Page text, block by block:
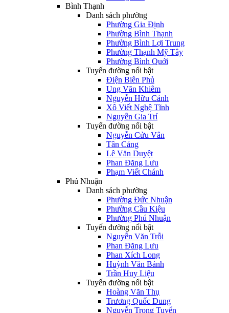
Bình Thạnh
Danh sách phường
Phường Gia Định
Phường Bình Thạnh
Phường Bình Lợi Trung
Phường Thạnh Mỹ Tây
Phường Bình Quới
Tuyến đường nổi bật
Điện Biên Phủ
Ung Văn Khiêm
Nguyễn Hữu Cảnh
Xô Viết Nghệ Tĩnh
Nguyễn Gia Trí
Tuyến đường nổi bật
Nguyễn Cửu Vân
Tân Cảng
Lê Văn Duyệt
Phan Đăng Lưu
Phạm Viết Chánh
Phú Nhuận
Danh sách phường
Phường Đức Nhuận
Phường Cầu Kiệu
Phường Phú Nhuận
Tuyến đường nổi bật
Nguyễn Văn Trỗi
Phan Đăng Lưu
Phan Xích Long
Huỳnh Văn Bánh
Trần Huy Liệu
Tuyến đường nổi bật
Hoàng Văn Thụ
Trương Quốc Dung
Nguyễn Trọng Tuyển